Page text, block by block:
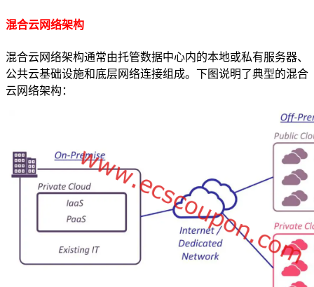
混合云网络架构
混合云网络架构通常由托管数据中心内的本地或私有服务器、
公共云基础设施和底层网络连接组成。下图说明了典型的混合
云网络架构：